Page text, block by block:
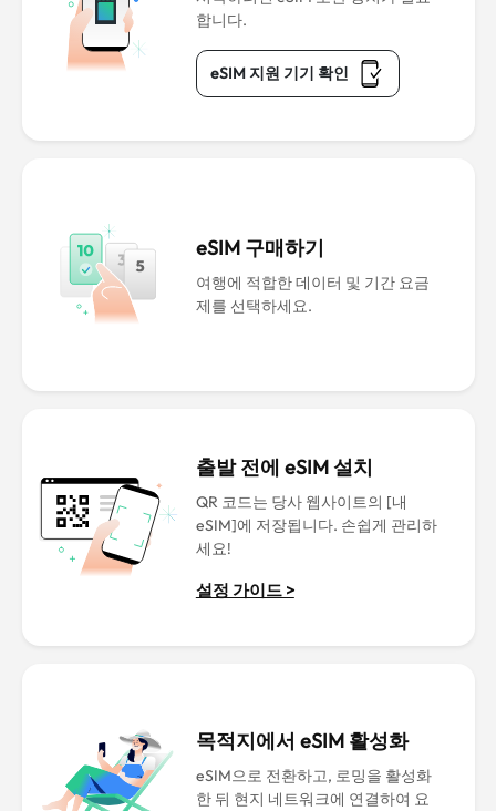
합니다.
eSIM 지원 기기 확인
eSIM 구매하기
여행에 적합한 데이터 및 기간 요금
제를 선택하세요.
출발 전에 eSIM 설치
QR 코드는 당사 웹사이트의 [내
eSIM]에 저장됩니다. 손쉽게 관리하
세요!
설정 가이드 >
목적지에서 eSIM 활성화
eSIM으로 전환하고, 로밍을 활성화
한 뒤 현지 네트워크에 연결하여 요